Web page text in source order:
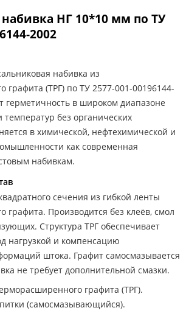
НГ 10*10 мм по ТУ
2002
набивка из
графита (ТРГ) по ТУ 2577-001-00196144-
герметичность в широком диапазоне
температур без органических
в химической, нефтехимической и
как современная
набивкам.
сечения из гибкой ленты
графита. Производится без клеёв, смол
Структура ТРГ обеспечивает
нагрузкой и компенсацию
штока. Графит самосмазывается
не требует дополнительной смазки.
графита (ТРГ).
(самосмазывающийся).